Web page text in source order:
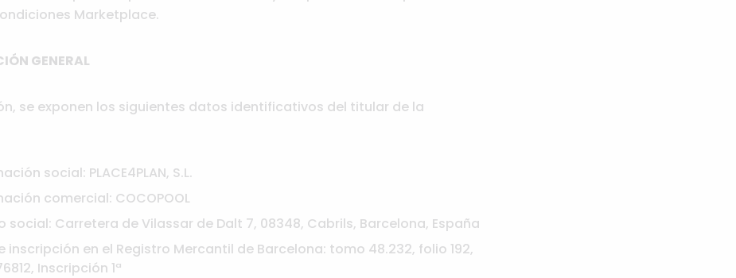
Marketplace.
GENERAL
se exponen los siguientes datos identificativos del titular de la
social: PLACE4PLAN, S.L.
comercial: COCOPOOL
social: Carretera de Vilassar de Dalt 7, 08348, Cabrils, Barcelona, España
inscripción en el Registro Mercantil de Barcelona: tomo 48.232, folio 192,
Inscripción 1ª